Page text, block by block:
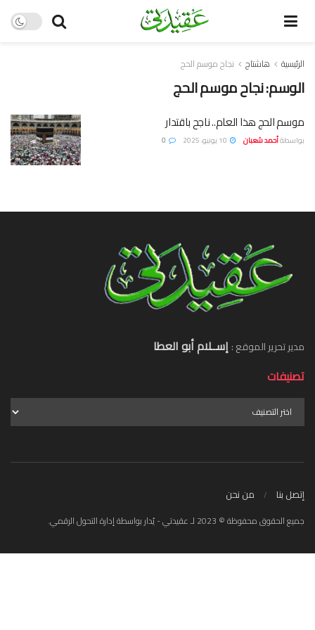
الرئيسية هاشتاج نجاح موسم الحج
الوسم:نجاح موسم الحج
موسم الحج هذا العام.. ناجح باقتدار
بواسطةأحمد شعبان
مدير تحرير الموقع :إســلام أبو العطا
تصنيفات
إتصل بنا من نحن
جميع الحقوق محفوظة © 2023 لـ عقيدتي - يُدار بواسطة إدارة التحول الرقمي.